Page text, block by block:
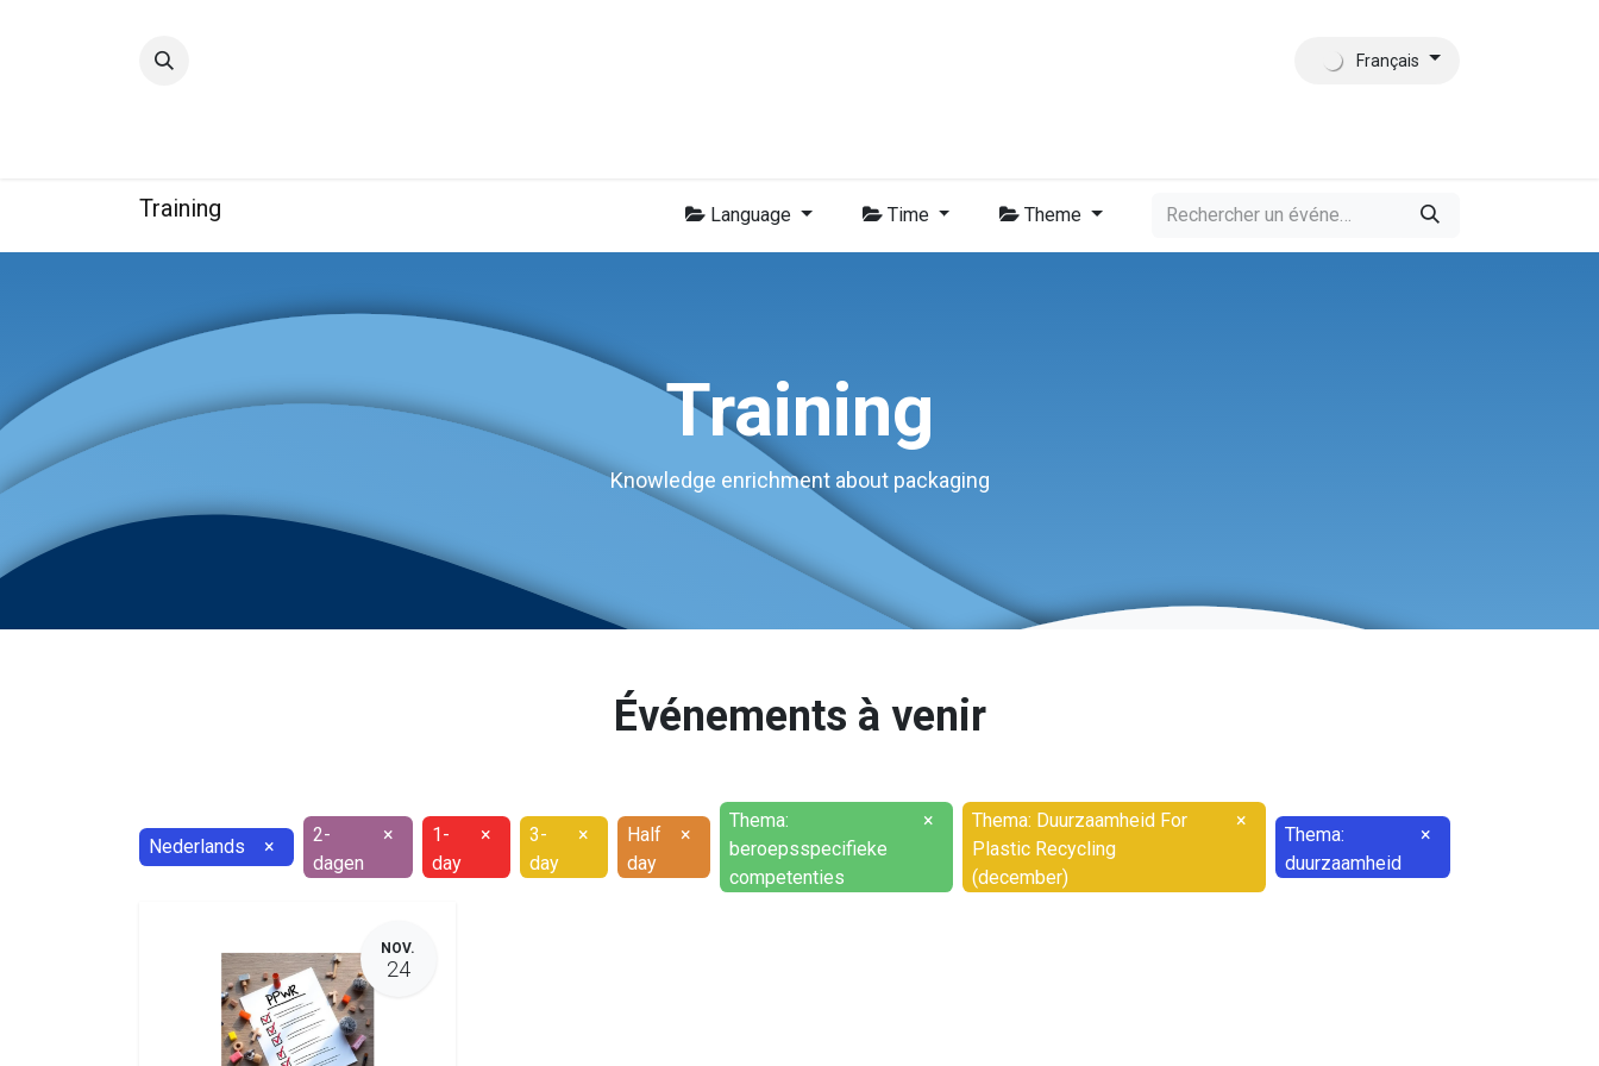
Français
Training Language Time Theme
Training
Knowledge enrichment about packaging
Événements à venir
Nederlands ×
2-
dagen
×
1-
day
×
3-
day
×
Half
day
×
Thema:
beroepsspecifieke
competenties
×
Thema: Duurzaamheid For
Plastic Recycling
(december)
×
Thema:
duurzaamheid
×
NOV.
24